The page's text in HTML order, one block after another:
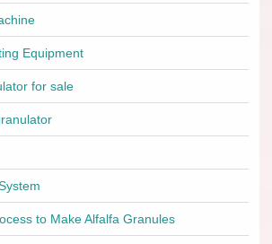
Equipment
for sale
to Make Alfalfa Granules